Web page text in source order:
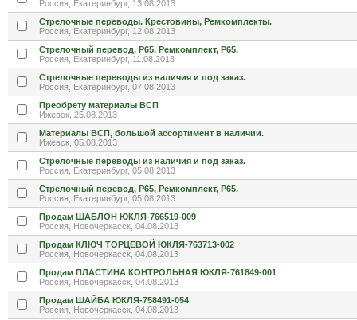
Россия, Екатеринбург, 13.08.2013
Стрелочные переводы. Крестовины, Ремкомплекты.
Россия, Екатеринбург, 12.08.2013
Стрелочный перевод, Р65, Ремкомплект, Р65.
Россия, Екатеринбург, 11.08.2013
Стрелочные переводы из наличия и под заказ.
Россия, Екатеринбург, 07.08.2013
Преобрету материалы ВСП
Ижевск, 25.08.2013
Материалы ВСП, большой ассортимент в наличии.
Ижевск, 05.08.2013
Стрелочные переводы из наличия и под заказ.
Россия, Екатеринбург, 05.08.2013
Стрелочный перевод, Р65, Ремкомплект, Р65.
Россия, Екатеринбург, 05.08.2013
Продам ШАБЛОН ЮКЛЯ-766519-009
Россия, Новочеркасск, 04.08.2013
Продам КЛЮЧ ТОРЦЕВОЙ ЮКЛЯ-763713-002
Россия, Новочеркасск, 04.08.2013
Продам ПЛАСТИНА КОНТРОЛЬНАЯ ЮКЛЯ-761849-001
Россия, Новочеркасск, 04.08.2013
Продам ШАЙБА ЮКЛЯ-758491-054
Россия, Новочеркасск, 04.08.2013